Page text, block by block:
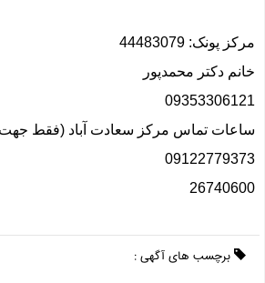
مرکز پونک: 44483079
خانم دکتر محمدپور
09353306121
ساعات تماس مرکز سعادت آباد (فقط جهت کار
09122779373
26740600
برچسب های آگهی :